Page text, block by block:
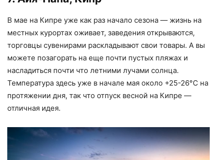
В мае на Кипре уже как раз начало сезона — жизнь на
местных курортах оживает, заведения открываются,
торговцы сувенирами раскладывают свои товары. А вы
можете позагорать на еще почти пустых пляжах и
насладиться почти что летними лучами солнца.
Температура здесь уже в начале мая около +25-26°С на
протяжении дня, так что отпуск весной на Кипре —
отличная идея.